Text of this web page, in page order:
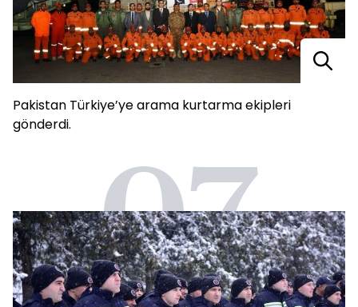
Pakistan Türkiye’ye arama kurtarma ekipleri
gönderdi.
07